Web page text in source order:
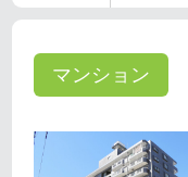
マンション